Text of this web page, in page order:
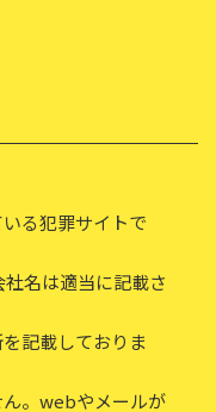
る犯罪サイトで
名は適当に記載さ
記載しておりま
。webやメールが